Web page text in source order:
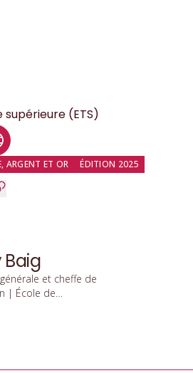
(ETS)
ARGENT ET OR ÉDITION 2025
Baig
et cheffe de
| École de